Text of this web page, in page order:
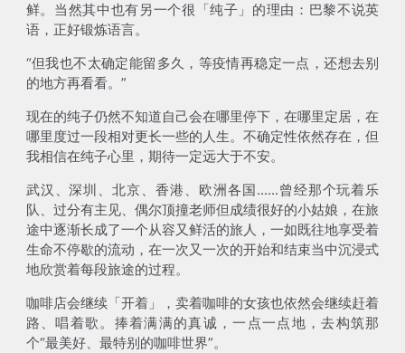
鲜。当然其中也有另一个很「纯子」的理由：巴黎不说英
语，正好锻炼语言。
“但我也不太确定能留多久，等疫情再稳定一点，还想去别
的地方再看看。”
现在的纯子仍然不知道自己会在哪里停下，在哪里定居，在
哪里度过一段相对更长一些的人生。不确定性依然存在，但
我相信在纯子心里，期待一定远大于不安。
武汉、深圳、北京、香港、欧洲各国......曾经那个玩着乐
队、过分有主见、偶尔顶撞老师但成绩很好的小姑娘，在旅
途中逐渐长成了一个从容又鲜活的旅人，一如既往地享受着
生命不停歇的流动，在一次又一次的开始和结束当中沉浸式
地欣赏着每段旅途的过程。
咖啡店会继续「开着」，卖着咖啡的女孩也依然会继续赶着
路、唱着歌。捧着满满的真诚，一点一点地，去构筑那
个“最美好、最特别的咖啡世界”。